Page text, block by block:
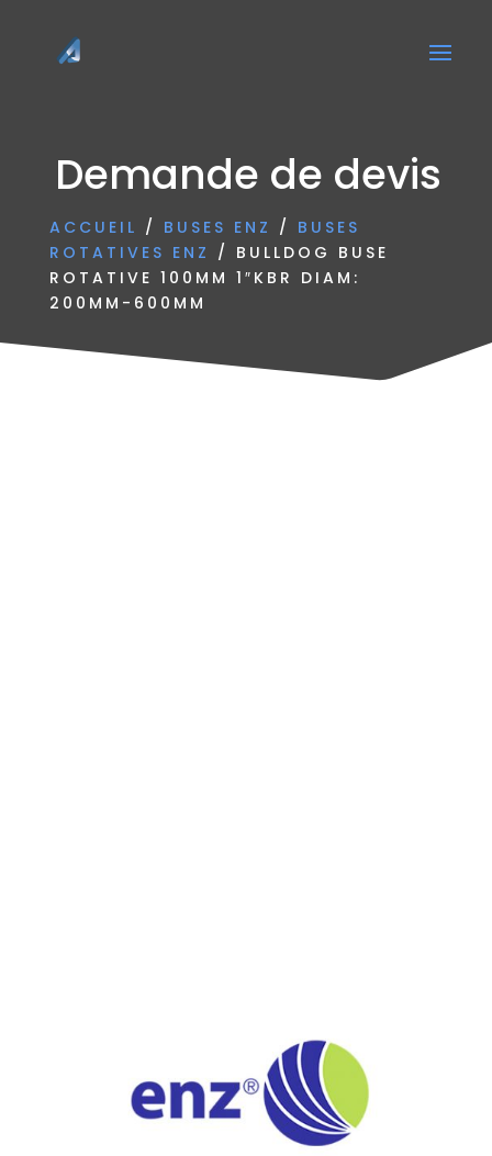
Demande de devis
ACCUEIL / BUSES ENZ / BUSES
ROTATIVES ENZ / BULLDOG BUSE
ROTATIVE 100MM 1″KBR DIAM:
200MM-600MM